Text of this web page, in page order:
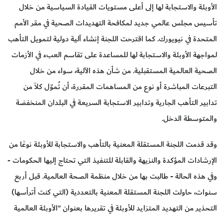
الأوبئة والاستجابة لها إلى أعلى مستويات القيادة السياسية من خلال
تأسيس مجلس عالمي جديد لمكافحة التهديدات الصحية في مقر الأمم
المتحدة في نيويورك. كما اقترحت اللجنة إنشاء آلية دولية لتمويل التأهب
لمواجهة الأوبئة والاستجابة لها للمساعدة على تقاسم العبء في الأزمات
الصحية العالمية المستقبلية. من شأن هذه الآلية، سواء من خلال
التبرعات المباشرة أو نوع من المساهمات المقررة، أن تُموّل كلاً من
تدابير التأهب الجارية وتدابير الاستجابة السريعة في البلدان المنخفضة
والمتوسطة الدخل.
وقد قدمت اللجنة المستقلة المعنية بالتأهب والاستجابة للأوبئة نوعًا من
الإرشادات المؤكدة والنزيهة والقابلة للتنفيذ التي تحتاج إليها الحكومات -
وفي هذه الحالة - طالبت بها من خلال منظمة الصحة العالمية. قبل أربع
سنوات، حاولت اللجنة المستقلة المعنية بالتعددية (التي كنت أترأسها)
التحذير من التهديد المتزايد للأوبئة في تقريرها بعنوان "الأوبئة العالمية